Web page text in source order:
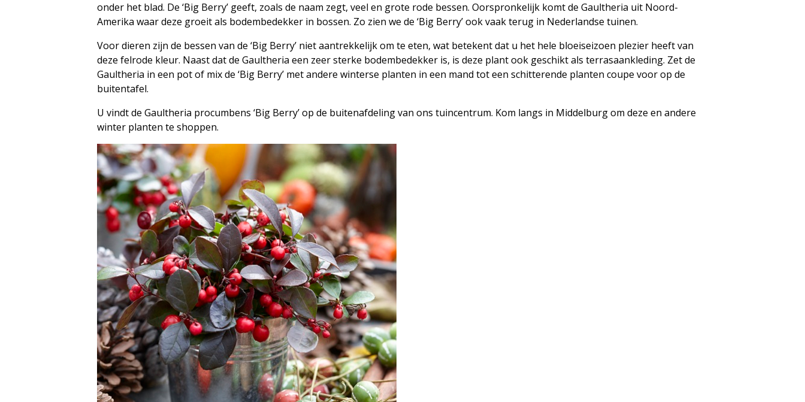
onder het blad. De ‘Big Berry’ geeft, zoals de naam zegt, veel en grote rode bessen. Oorspronkelijk komt de Gaultheria uit Noord-
Amerika waar deze groeit als bodembedekker in bossen. Zo zien we de ‘Big Berry’ ook vaak terug in Nederlandse tuinen.
Voor dieren zijn de bessen van de ‘Big Berry’ niet aantrekkelijk om te eten, wat betekent dat u het hele bloeiseizoen plezier heeft van
deze felrode kleur. Naast dat de Gaultheria een zeer sterke bodembedekker is, is deze plant ook geschikt als terrasaankleding. Zet de
Gaultheria in een pot of mix de ‘Big Berry’ met andere winterse planten in een mand tot een schitterende planten coupe voor op de
buitentafel.
U vindt de Gaultheria procumbens ‘Big Berry’ op de buitenafdeling van ons tuincentrum. Kom langs in Middelburg om deze en andere
winter planten te shoppen.